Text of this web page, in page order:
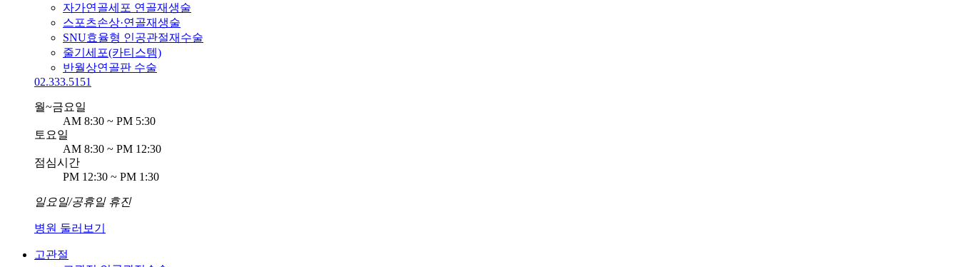
자가연골세포 연골재생술​​
스포츠손상·연골재생술
SNU효율형 인공관절재수술​
줄기세포(카티스템)
반월상연골판 수술
02.333.5151
월~금요일
AM 8:30 ~ PM 5:30
토요일
AM 8:30 ~ PM 12:30
점심시간
PM 12:30 ~ PM 1:30
일요일/공휴일 휴진
병원 둘러보기
고관절